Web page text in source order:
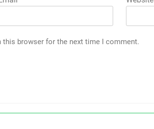
this browser for the next time I comment.